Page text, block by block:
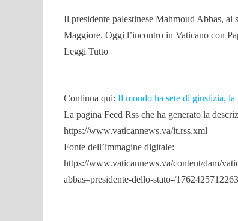
Il presidente palestinese Mahmoud Abbas,
Maggiore. Oggi l’incontro in Vaticano con
Leggi Tutto
Continua qui:Il mondo ha sete di giustizia,
La pagina Feed Rss che ha generato la
https://www.vaticannews.va/it.rss.xml
Fonte dell’immagine digitale:
https://www.vaticannews.va/content/dam/
abbas–presidente-dello-stato-/